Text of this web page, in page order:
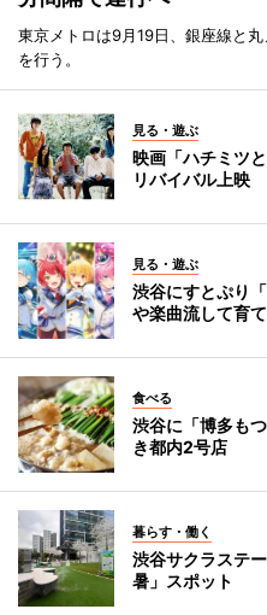
東京メトロは9月19日、銀座線と
を行う。
見る・遊ぶ
映画「ハチミツ
リバイバル上映
見る・遊ぶ
渋谷にすとぷり
や楽曲流して育
食べる
渋谷に「博多も
き都内2号店
暮らす・働く
渋谷サクラステ
暑」スポット